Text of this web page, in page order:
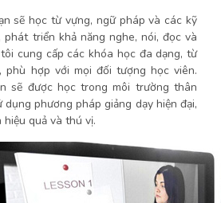
sẽ học từ vựng, ngữ pháp và các kỹ
triển khả năng nghe, nói, đọc và
cung cấp các khóa học đa dạng, từ
phù hợp với mọi đối tượng học viên.
sẽ được học trong môi trường thân
phương pháp giảng dạy hiện đại,
quả và thú vị.